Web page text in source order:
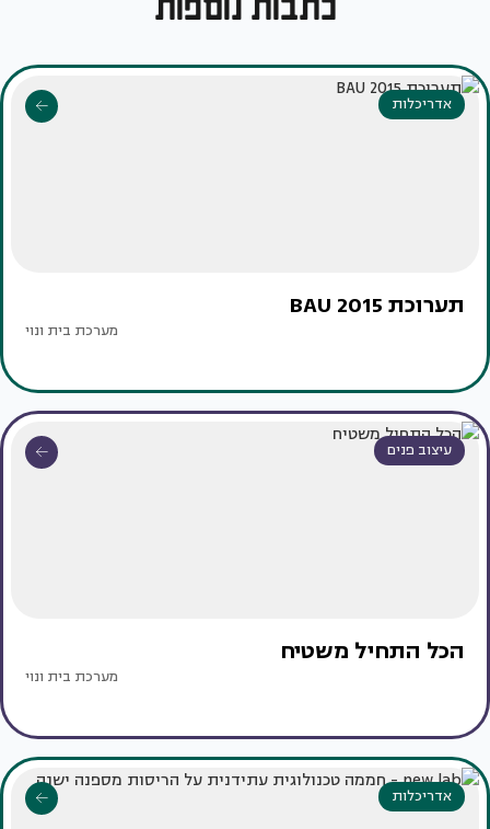
כתבות נוספות
אדריכלות
תערוכת BAU 2015
מערכת בית ונוי
עיצוב פנים
הכל התחיל משטיח
מערכת בית ונוי
אדריכלות